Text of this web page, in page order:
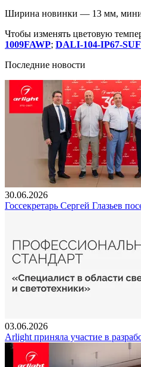
Ширина новинки — 13 мм,
Чтобы изменять цветовую
1009FAWP; DALI-104-IP67-SUF
Последние новости
30.06.2026
Госсекретарь Сергей Глазьев
03.06.2026
Arlight приняла участие в